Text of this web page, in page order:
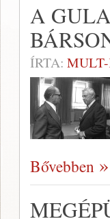
A
ÍRTA:
Bővebben